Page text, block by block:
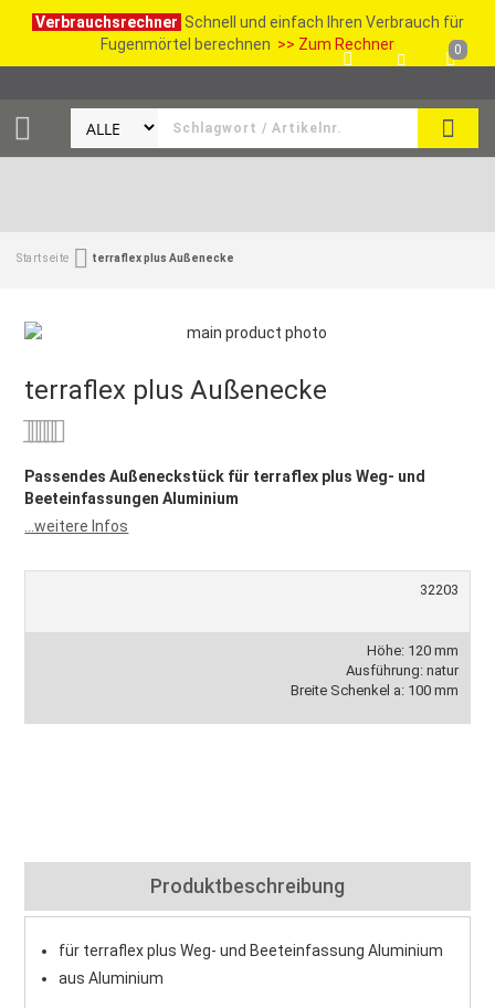
Verbrauchsrechner Schnell und einfach Ihren Verbrauch für
Fugenmörtel berechnen >> Zum Rechner
SUCHE
0
Startseite terraflex plus Außenecke
terraflex plus Außenecke
Passendes Außeneckstück für terraflex plus Weg- und
Beeteinfassungen Aluminium
...weitere Infos
32203
Höhe: 120 mm
Ausführung: natur
Breite Schenkel a: 100 mm
Produktbeschreibung
für terraflex plus Weg- und Beeteinfassung Aluminium
aus Aluminium